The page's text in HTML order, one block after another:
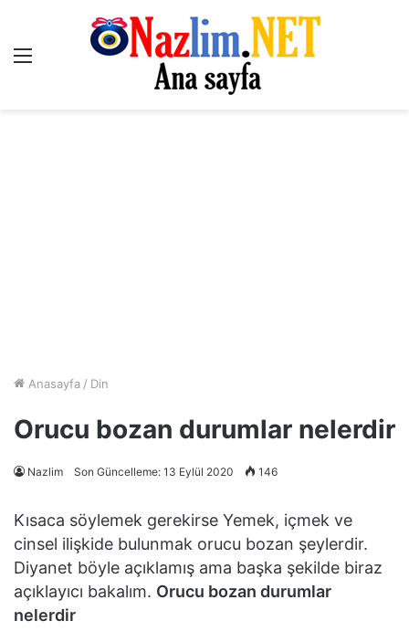
Menü
Anasayfa / Din
Orucu bozan durumlar nelerdir
Nazlim Son Güncelleme: 13 Eylül 2020 146
Kısaca söylemek gerekirse Yemek, içmek ve
cinsel ilişkide bulunmak orucu bozan şeylerdir.
Diyanet böyle açıklamış ama başka şekilde biraz
açıklayıcı bakalım. Orucu bozan durumlar
nelerdir